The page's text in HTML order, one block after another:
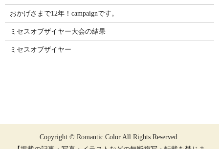
おかげさまで12年！campaignです。
ミセスオブザイヤー大会の結果
ミセスオブザイヤー
Copyright © Romantic Color All Rights Reserved.